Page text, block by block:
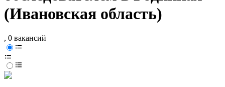
(Ивановская область)
, 0 вакансий